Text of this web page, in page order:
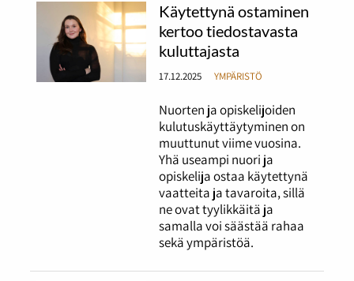
Käytettynä ostaminen
kertoo tiedostavasta
kuluttajasta
17.12.2025 YMPÄRISTÖ
Nuorten ja opiskelijoiden
kulutuskäyttäytyminen on
muuttunut viime vuosina.
Yhä useampi nuori ja
opiskelija ostaa käytettynä
vaatteita ja tavaroita, sillä
ne ovat tyylikkäitä ja
samalla voi säästää rahaa
sekä ympäristöä.